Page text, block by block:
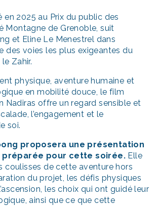
en 2025 au Prix du public des
Montagne de Grenoble, suit
et Eline Le Menestrel dans
des voies les plus exigeantes du
Zahir.
physique, aventure humaine et
en mobilité douce, le film
Nadiras offre un regard sensible et
l’engagement et le
soi.
proposera une présentation
pour cette soirée. Elle
coulisses de cette aventure hors
du projet, les défis physiques
les choix qui ont guidé leur
ainsi que ce que cette